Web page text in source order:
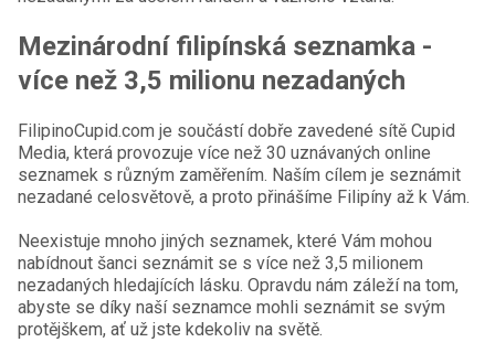
Mezinárodní filipínská seznamka -
více než 3,5 milionu nezadaných
FilipinoCupid.com je součástí dobře zavedené sítě Cupid
Media, která provozuje více než 30 uznávaných online
seznamek s různým zaměřením. Naším cílem je seznámit
nezadané celosvětově, a proto přinášíme Filipíny až k Vám.
Neexistuje mnoho jiných seznamek, které Vám mohou
nabídnout šanci seznámit se s více než 3,5 milionem
nezadaných hledajících lásku. Opravdu nám záleží na tom,
abyste se díky naší seznamce mohli seznámit se svým
protějškem, ať už jste kdekoliv na světě.